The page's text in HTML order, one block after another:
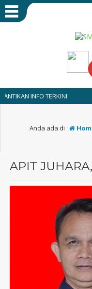
INFO TERKINI 3
Anda ada di :
APIT